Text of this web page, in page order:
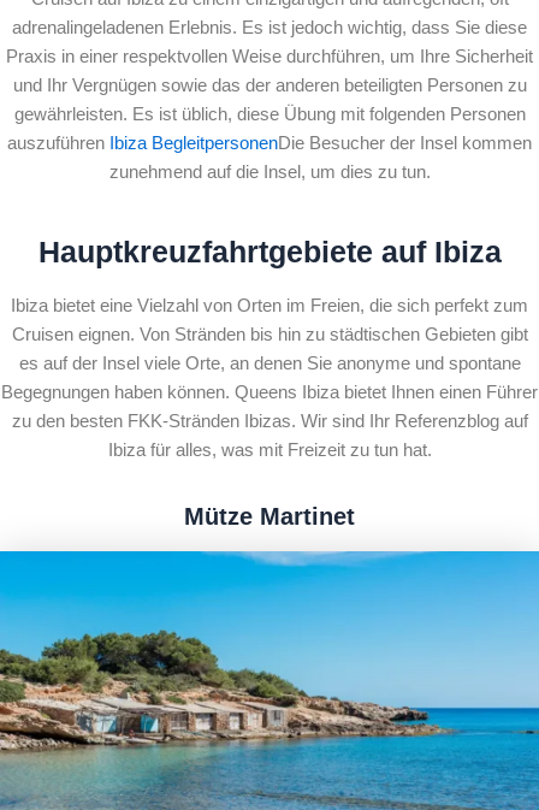
adrenalingeladenen Erlebnis. Es ist jedoch wichtig, dass Sie diese
Praxis in einer respektvollen Weise durchführen, um Ihre Sicherheit
und Ihr Vergnügen sowie das der anderen beteiligten Personen zu
gewährleisten. Es ist üblich, diese Übung mit folgenden Personen
auszuführen
Ibiza BegleitpersonenDie Besucher der Insel kommen
zunehmend auf die Insel, um dies zu tun.
Hauptkreuzfahrtgebiete auf Ibiza
Ibiza bietet eine Vielzahl von Orten im Freien, die sich perfekt zum
Cruisen eignen. Von Stränden bis hin zu städtischen Gebieten gibt
es auf der Insel viele Orte, an denen Sie anonyme und spontane
Begegnungen haben können. Queens Ibiza bietet Ihnen einen Führer
zu den besten FKK-Stränden Ibizas. Wir sind Ihr Referenzblog auf
Ibiza für alles, was mit Freizeit zu tun hat.
Mütze Martinet